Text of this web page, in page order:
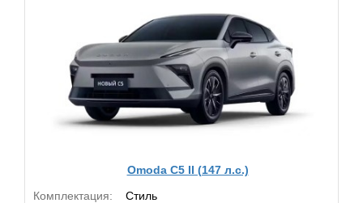
Omoda C5 II (147 л.с.)
Комплектация:
Стиль